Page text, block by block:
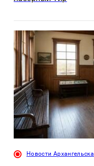
Новости Архангельска